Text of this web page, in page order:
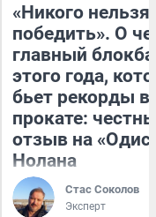
«Никого нельзя
победить». О
главный
этого года,
бьет рекорды в
прокате:
отзыв на
Нолана
Стас Соколов
Эксперт